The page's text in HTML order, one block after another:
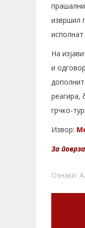
извршил
исполнат
На
и
реагира,
грчко-
Извор:
За
Ознаки: